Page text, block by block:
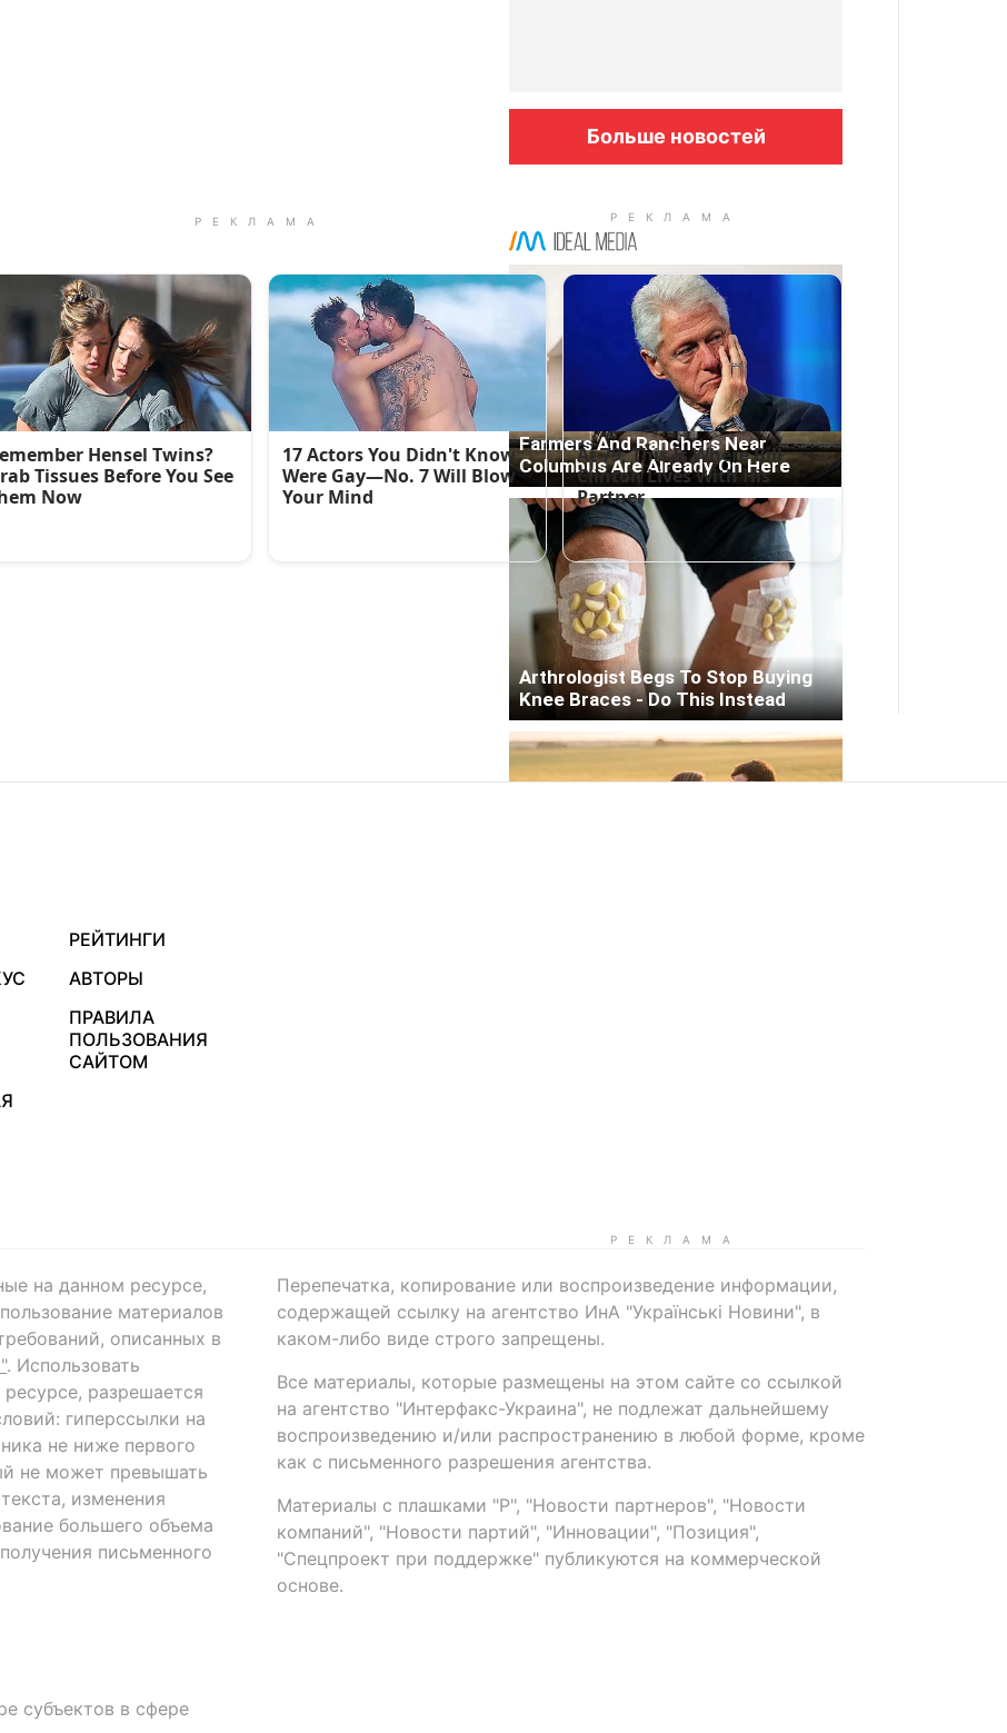
Больше новостей
РЕЙТИНГИ
АВТОРЫ
ПРАВИЛА
ПОЛЬЗОВАНИЯ
САЙТОМ
на данном ресурсе,
материалов
описанных в
. Использовать
разрешается
гиперссылки на
не ниже первого
не может превышать
изменения
большего объема
письменного
субъектов в сфере
Перепечатка, копирование или воспроизведение информации,
содержащей ссылку на агентство ИнА "Українські Новини", в
каком-либо виде строго запрещены.
Все материалы, которые размещены на этом сайте со ссылкой
на агентство "Интерфакс-Украина", не подлежат дальнейшему
воспроизведению и/или распространению в любой форме, кроме
как с письменного разрешения агентства.
Материалы с плашками "Р", "Новости партнеров", "Новости
компаний", "Новости партий", "Инновации", "Позиция",
"Спецпроект при поддержке" публикуются на коммерческой
основе.